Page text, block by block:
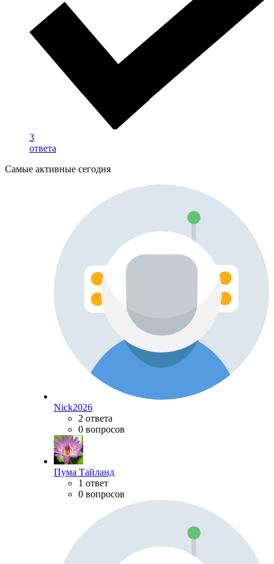
3
ответа
Самые активные сегодня
Nick2026
2 ответа
0 вопросов
Пума Тайланд
1 ответ
0 вопросов